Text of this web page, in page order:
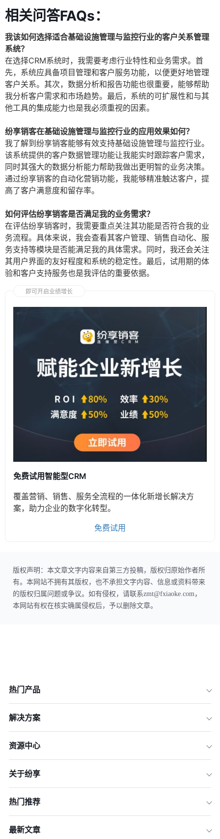
相关问答FAQs：
我该如何选择适合基础设施管理与监控行业的客户关系管理
系统？
在选择CRM系统时，我需要考虑行业特性和业务需求。首
先，系统应具备项目管理和客户服务功能，以便更好地管理
客户关系。其次，数据分析和报告功能也很重要，能够帮助
我分析客户需求和市场趋势。最后，系统的可扩展性和与其
他工具的集成能力也是我必须重视的因素。
纷享销客在基础设施管理与监控行业的应用效果如何？
我了解到纷享销客能够有效支持基础设施管理与监控行业。
该系统提供的客户数据管理功能让我能实时跟踪客户需求，
同时其强大的数据分析能力帮助我做出更明智的业务决策。
通过纷享销客的自动化营销功能，我能够精准触达客户，提
高了客户满意度和留存率。
如何评估纷享销客是否满足我的业务需求？
在评估纷享销客时，我需要重点关注其功能是否符合我的业
务流程。具体来说，我会查看其客户管理、销售自动化、服
务支持等模块是否能满足我的具体需求。同时，我还会关注
其用户界面的友好程度和系统的稳定性。最后，试用期的体
验和客户支持服务也是我评估的重要依据。
即可开启业绩增长
免费试用智能型CRM
覆盖营销、销售、服务全流程的一体化新增长解决方
案，助力企业的数字化转型。
免费试用
版权声明：本文章文字内容来自第三方投稿，版权归原始作者所
有。本网站不拥有其版权，也不承担文字内容、信息或资料带来
的版权归属问题或争议。如有侵权，请联系zmt@fxiaoke.com，
本网站有权在核实确属侵权后，予以删除文章。
热门产品
解决方案
资源中心
关于纷享
热门推荐
最新文章